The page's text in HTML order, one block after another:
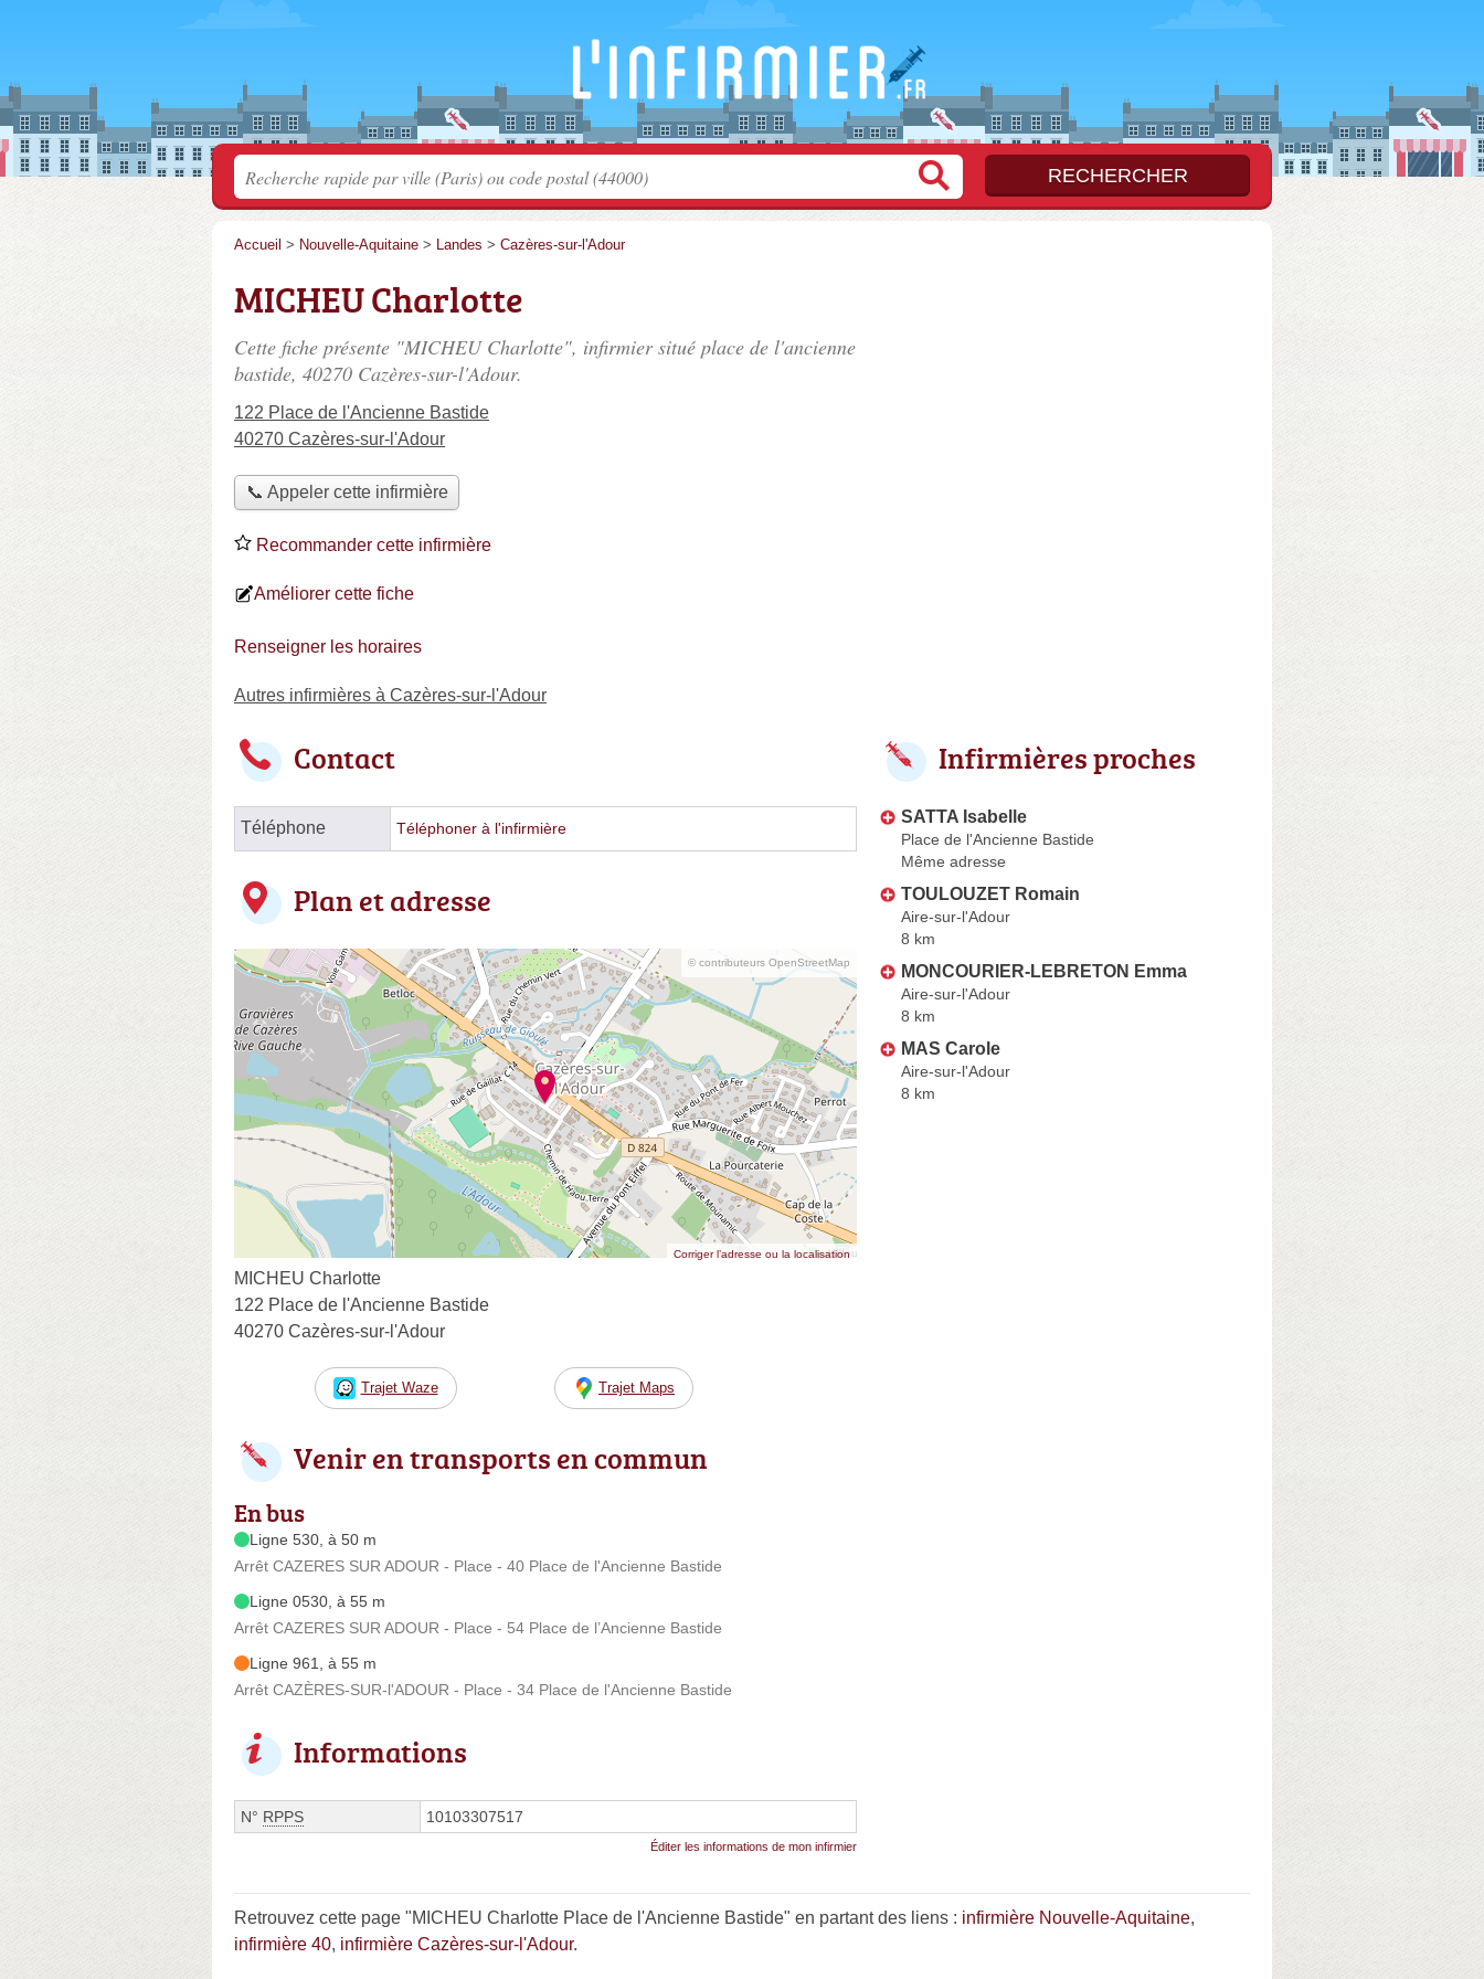
Accueil > Nouvelle-Aquitaine > Landes > Cazères-sur-l'Adour
MICHEU Charlotte
Cette fiche présente "MICHEU Charlotte", infirmier situé place de l'ancienne
bastide, 40270 Cazères-sur-l'Adour.
122 Place de l'Ancienne Bastide
40270 Cazères-sur-l'Adour
📞 Appeler cette infirmière
Recommander cette infirmière
Améliorer cette fiche
Renseigner les horaires
Autres infirmières à Cazères-sur-l'Adour
Contact
Téléphone Téléphoner à l'infirmière
Plan et adresse
© contributeurs OpenStreetMap
Corriger l’adresse ou la localisation
MICHEU Charlotte
122 Place de l'Ancienne Bastide
40270 Cazères-sur-l'Adour
Trajet Waze Trajet Maps
Venir en transports en commun
En bus
Ligne 530, à 50 m
Arrêt CAZERES SUR ADOUR - Place - 40 Place de l'Ancienne Bastide
Ligne 0530, à 55 m
Arrêt CAZERES SUR ADOUR - Place - 54 Place de l’Ancienne Bastide
Ligne 961, à 55 m
Arrêt CAZÈRES-SUR-l'ADOUR - Place - 34 Place de l'Ancienne Bastide
Informations
N° RPPS 10103307517
Éditer les informations de mon infirmier
Infirmières proches
SATTA Isabelle
Place de l'Ancienne Bastide
Même adresse
TOULOUZET Romain
Aire-sur-l'Adour
8 km
MONCOURIER-LEBRETON Emma
Aire-sur-l'Adour
8 km
MAS Carole
Aire-sur-l'Adour
8 km
Retrouvez cette page "MICHEU Charlotte Place de l'Ancienne Bastide" en partant des liens : infirmière Nouvelle-Aquitaine,
infirmière 40, infirmière Cazères-sur-l'Adour.